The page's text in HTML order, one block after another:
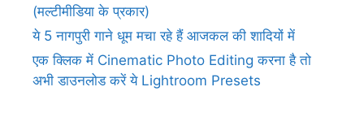
(मल्टीमीडिया के प्रकार)
ये 5 नागपुरी गाने धूम मचा रहे हैं आजकल की शादियों में
एक क्लिक में Cinematic Photo Editing करना है तो
अभी डाउनलोड करें ये Lightroom Presets